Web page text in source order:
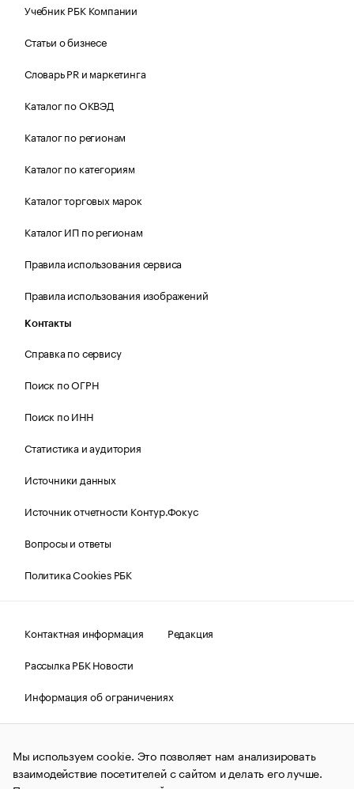
Учебник РБК Компании
Статьи о бизнесе
Словарь PR и маркетинга
Каталог по ОКВЭД
Каталог по регионам
Каталог по категориям
Каталог торговых марок
Каталог ИП по регионам
Правила использования сервиса
Правила использования изображений
Контакты
Справка по сервису
Поиск по ОГРН
Поиск по ИНН
Статистика и аудитория
Источники данных
Источник отчетности Контур.Фокус
Вопросы и ответы
Политика Cookies РБК
Контактная информация
Редакция
Рассылка РБК Новости
Информация об ограничениях
Правовая информация
О соблюдении авторских прав
© АО «РОСБИЗНЕСКОНСАЛТИНГ»,1995–2026.Сообщения
и материалы информационного агентства «РБК»
(зарегистрировано Федеральной службой по надзору в сфере
Мы используем cookie. Это позволяет нам анализировать
взаимодействие посетителей с сайтом и делать его лучше.